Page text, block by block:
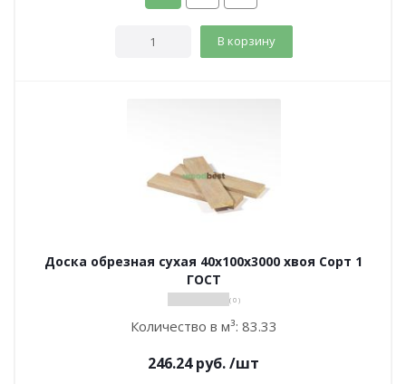
В корзину
Доска обрезная сухая 40х100х3000 хвоя Сорт 1
ГОСТ
( 0 )
Количество в м³: 83.33
246.24руб./шт